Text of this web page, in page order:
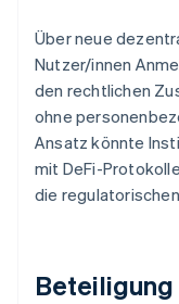
Über neue
Nutzer/innen
den rechtlichen
ohne
Ansatz könnte
mit DeFi-
die
Beteiligung